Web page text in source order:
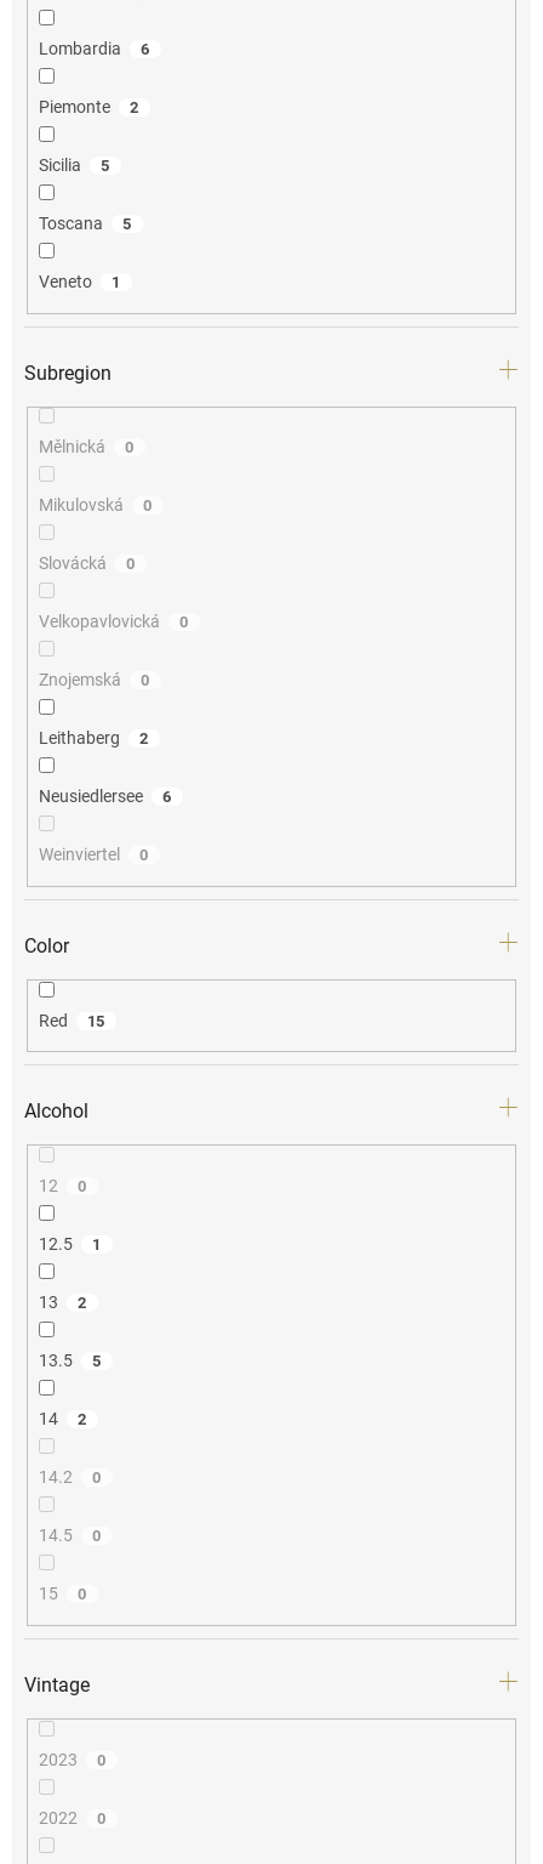
Lombardia 6
Piemonte 2
Sicilia 5
Toscana 5
Veneto 1
Subregion
Mělnická 0
Mikulovská 0
Slovácká 0
Velkopavlovická 0
Znojemská 0
Leithaberg 2
Neusiedlersee 6
Weinviertel 0
Color
Red 15
Alcohol
12 0
12.5 1
13 2
13.5 5
14 2
14.2 0
14.5 0
15 0
Vintage
2023 0
2022 0